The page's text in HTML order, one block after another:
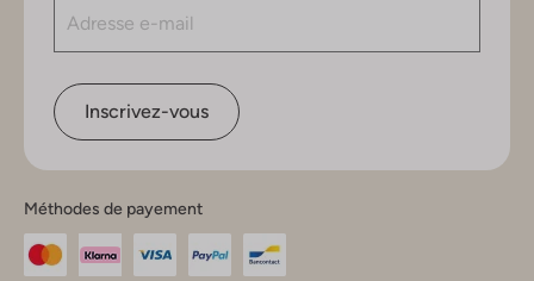
Inscrivez-vous
Méthodes de payement